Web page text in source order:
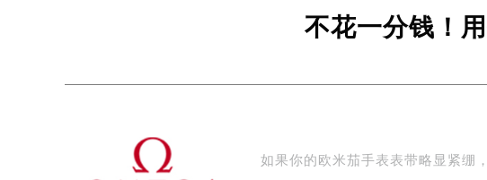
不花一分钱！
如果你的欧米茄手表表带略显紧绷